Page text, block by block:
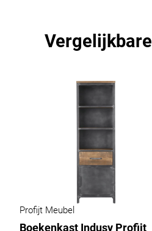
Vergelijkbare
Profijt Meubel
Boekenkast Indusy Profijt